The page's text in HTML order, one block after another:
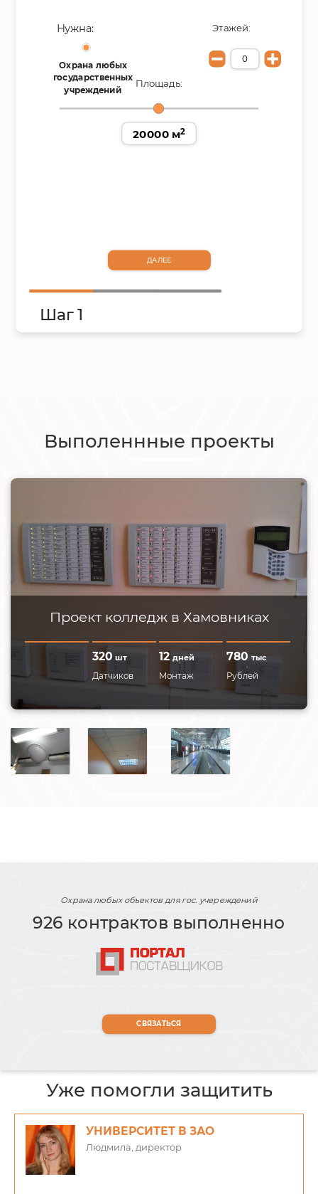
Нужна:
Охрана любых
государственных
учреждений
Этажей:
Площадь:
20000 м2
ДАЛЕЕ
Шаг 1
Выполеннные проекты
Проект колледж в Хамовниках
320 шт
Датчиков
12 дней
Монтаж
780 тыс
Рублей
Охрана любых объектов для гос. учереждений
926 контрактов выполненно
СВЯЗАТЬСЯ
Уже помогли защитить
УНИВЕРСИТЕТ В ЗАО
Людмила, директор